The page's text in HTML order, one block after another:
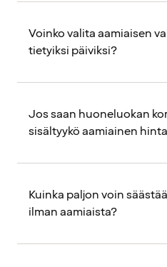
Voinko valita aamiaisen
tietyiksi päiviksi?
Jos saan huoneluokan
sisältyykö aamiainen
Kuinka paljon voin
ilman aamiaista?